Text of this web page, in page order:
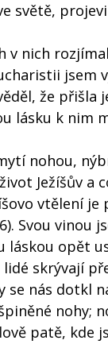
světě,
v nich
jsem
že
lásku k nim
nohou,
Ježíšův
vtělení
Svou
láskou opět
skrývají
se nás dotkl
nohy;
patě,